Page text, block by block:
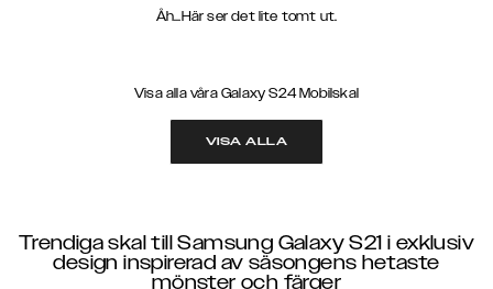
Åh...Här ser det lite tomt ut.
Visa alla våra Galaxy S24 Mobilskal
VISA ALLA
Trendiga skal till Samsung Galaxy S21 i exklusiv
design inspirerad av säsongens hetaste
mönster och färger